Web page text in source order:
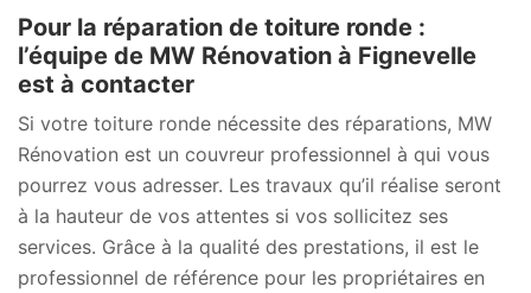
Pour la réparation de toiture ronde :
l’équipe de MW Rénovation à Fignevelle
est à contacter
Si votre toiture ronde nécessite des réparations, MW
Rénovation est un couvreur professionnel à qui vous
pourrez vous adresser. Les travaux qu’il réalise seront
à la hauteur de vos attentes si vos sollicitez ses
services. Grâce à la qualité des prestations, il est le
professionnel de référence pour les propriétaires en